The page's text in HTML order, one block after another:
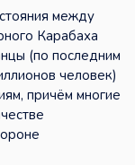
между
Карабаха
(по последним
человек)
причём многие